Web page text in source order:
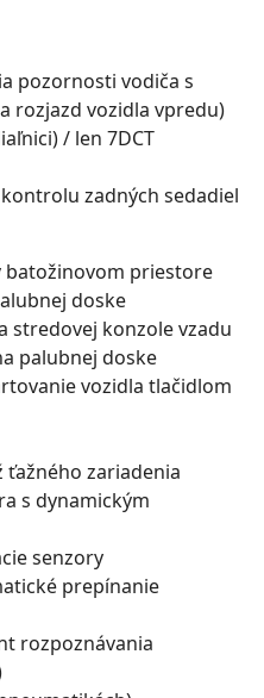
pozornosti vodiča s
rozjazd vozidla vpredu)
/ len 7DCT
zadných sedadiel
batožinovom priestore
doske
stredovej konzole vzadu
palubnej doske
vozidla tlačidlom
zariadenia
s dynamickým
senzory
prepínanie
rozpoznávania